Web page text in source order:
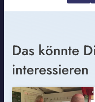
Das könnte
interessieren